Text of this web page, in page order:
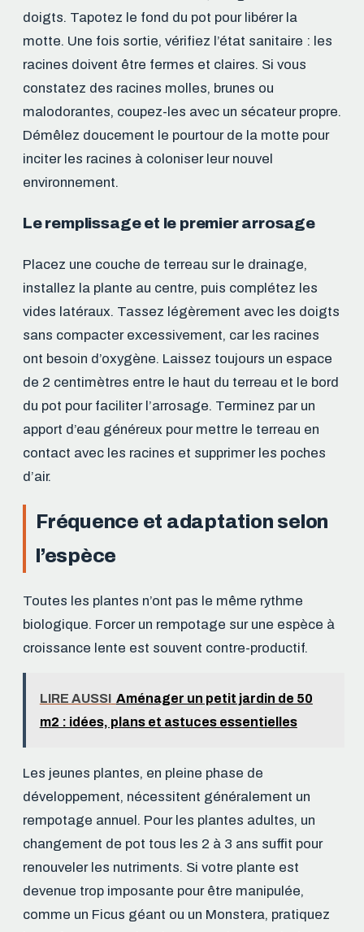
doigts. Tapotez le fond du pot pour libérer la
motte. Une fois sortie, vérifiez l’état sanitaire : les
racines doivent être fermes et claires. Si vous
constatez des racines molles, brunes ou
malodorantes, coupez-les avec un sécateur propre.
Démêlez doucement le pourtour de la motte pour
inciter les racines à coloniser leur nouvel
environnement.
Le remplissage et le premier arrosage
Placez une couche de terreau sur le drainage,
installez la plante au centre, puis complétez les
vides latéraux. Tassez légèrement avec les doigts
sans compacter excessivement, car les racines
ont besoin d’oxygène. Laissez toujours un espace
de 2 centimètres entre le haut du terreau et le bord
du pot pour faciliter l’arrosage. Terminez par un
apport d’eau généreux pour mettre le terreau en
contact avec les racines et supprimer les poches
d’air.
Fréquence et adaptation selon
l’espèce
Toutes les plantes n’ont pas le même rythme
biologique. Forcer un rempotage sur une espèce à
croissance lente est souvent contre-productif.
LIRE AUSSI Aménager un petit jardin de 50
m2 : idées, plans et astuces essentielles
Les jeunes plantes, en pleine phase de
développement, nécessitent généralement un
rempotage annuel. Pour les plantes adultes, un
changement de pot tous les 2 à 3 ans suffit pour
renouveler les nutriments. Si votre plante est
devenue trop imposante pour être manipulée,
comme un Ficus géant ou un Monstera, pratiquez